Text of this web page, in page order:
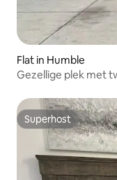
Flat in Humble
Gezellige plek met
Superhost
Superhost